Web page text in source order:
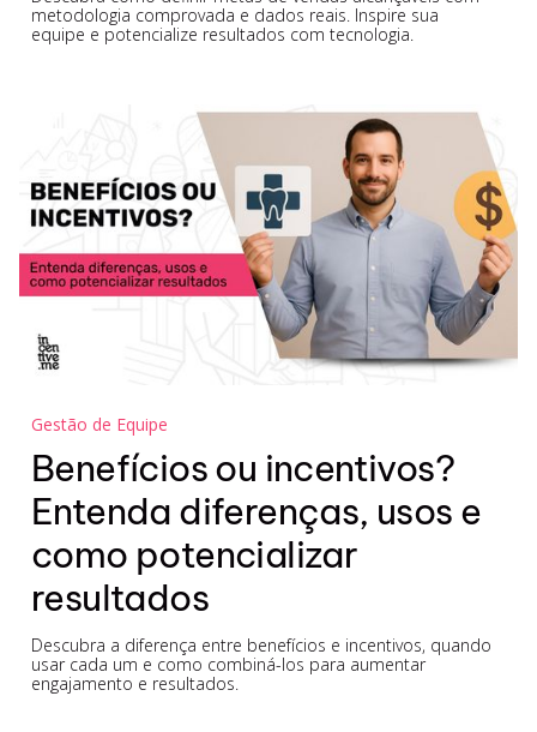
metodologia comprovada e dados reais. Inspire sua
equipe e potencialize resultados com tecnologia.
Gestão de Equipe
Benefícios ou incentivos?
Entenda diferenças, usos e
como potencializar
resultados
Descubra a diferença entre benefícios e incentivos, quando
usar cada um e como combiná-los para aumentar
engajamento e resultados.